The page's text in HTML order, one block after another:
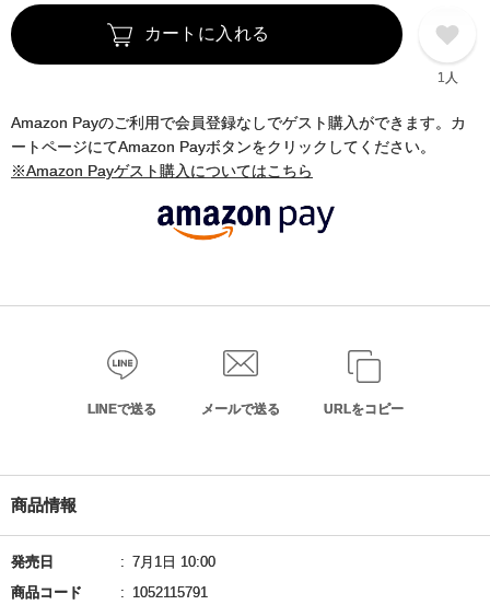
カートに入れる
1人
Amazon Payのご利用で会員登録なしでゲスト購入ができます。カ
ートページにてAmazon Payボタンをクリックしてください。
※Amazon Payゲスト購入についてはこちら
LINEで送る メールで送る URLをコピー
商品情報
発売日
7月1日 10:00
商品コード
1052115791